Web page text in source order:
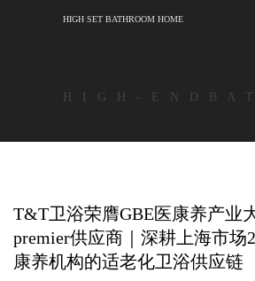
HIGH SET BATHROOM HOME
H I G H - E N D B A
T&T卫浴荣膺GBE医康养产业
premier供应商｜深耕上海市场
康养机构的适老化卫浴供应链